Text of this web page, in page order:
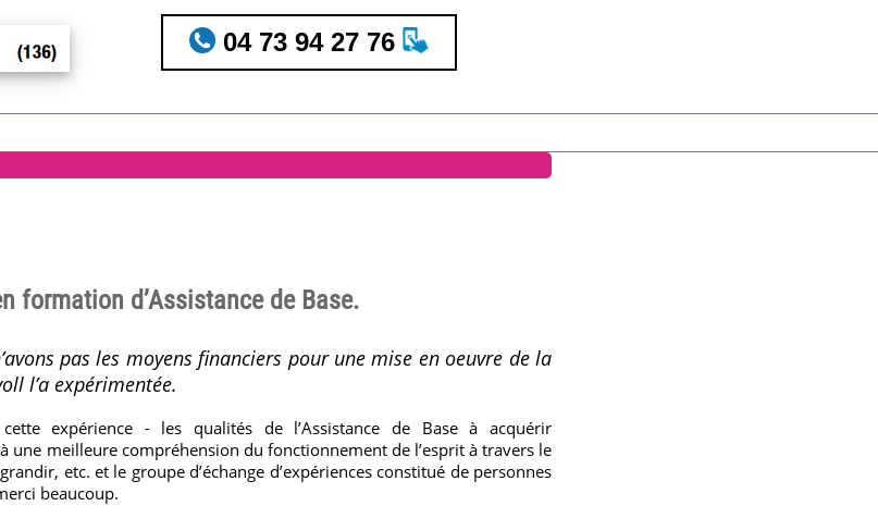
formation d’Assistance de Base.
pas les moyens financiers pour une mise en oeuvre de la
l’a expérimentée.
expérience - les qualités de l’Assistance de Base à acquérir
une meilleure compréhension du fonctionnement de l’esprit à travers le
etc. et le groupe d’échange d’expériences constitué de personnes
beaucoup.
04 73 94 27 76